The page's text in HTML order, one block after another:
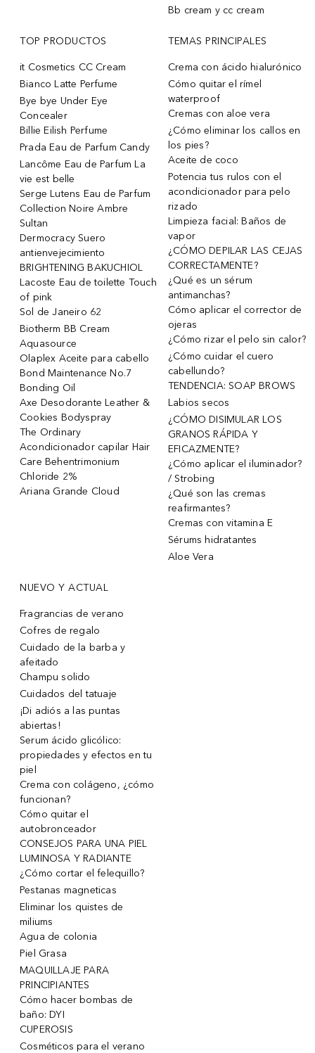
Bb cream y cc cream
TOP PRODUCTOS
it Cosmetics CC Cream
Bianco Latte Perfume
Bye bye Under Eye
Concealer
Billie Eilish Perfume
Prada Eau de Parfum Candy
Lancôme Eau de Parfum La
vie est belle
Serge Lutens Eau de Parfum
Collection Noire Ambre
Sultan
Dermocracy Suero
antienvejecimiento
BRIGHTENING BAKUCHIOL
Lacoste Eau de toilette Touch
of pink
Sol de Janeiro 62
Biotherm BB Cream
Aquasource
Olaplex Aceite para cabello
Bond Maintenance No.7
Bonding Oil
Axe Desodorante Leather &
Cookies Bodyspray
The Ordinary
Acondicionador capilar Hair
Care Behentrimonium
Chloride 2%
Ariana Grande Cloud
TEMAS PRINCIPALES
Crema con ácido hialurónico
Cómo quitar el rímel
waterproof
Cremas con aloe vera
¿Cómo eliminar los callos en
los pies?
Aceite de coco
Potencia tus rulos con el
acondicionador para pelo
rizado
Limpieza facial: Baños de
vapor
¿CÓMO DEPILAR LAS CEJAS
CORRECTAMENTE?
¿Qué es un sérum
antimanchas?
Cómo aplicar el corrector de
ojeras
¿Cómo rizar el pelo sin calor?
¿Cómo cuidar el cuero
cabellundo?
TENDENCIA: SOAP BROWS
Labios secos
¿CÓMO DISIMULAR LOS
GRANOS RÁPIDA Y
EFICAZMENTE?
¿Cómo aplicar el iluminador?
/ Strobing
¿Qué son las cremas
reafirmantes?
Cremas con vitamina E
Sérums hidratantes
Aloe Vera
NUEVO Y ACTUAL
Fragrancias de verano
Cofres de regalo
Cuidado de la barba y
afeitado
Champu solido
Cuidados del tatuaje
¡Di adiós a las puntas
abiertas!
Serum ácido glicólico:
propiedades y efectos en tu
piel
Crema con colágeno, ¿cómo
funcionan?
Cómo quitar el
autobronceador
CONSEJOS PARA UNA PIEL
LUMINOSA Y RADIANTE
¿Cómo cortar el felequillo?
Pestanas magneticas
Eliminar los quistes de
miliums
Agua de colonia
Piel Grasa
MAQUILLAJE PARA
PRINCIPIANTES
Cómo hacer bombas de
baño: DYI
CUPEROSIS
Cosméticos para el verano